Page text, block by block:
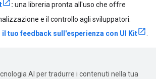
: una libreria pronta all'uso che offre
e il controllo agli sviluppatori.
tuo feedback sull'esperienza con UI Kit .
AI per tradurre i contenuti nella tua